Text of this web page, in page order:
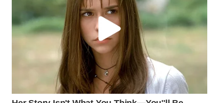
WN
INDRAMAYU
MAJALENGKA